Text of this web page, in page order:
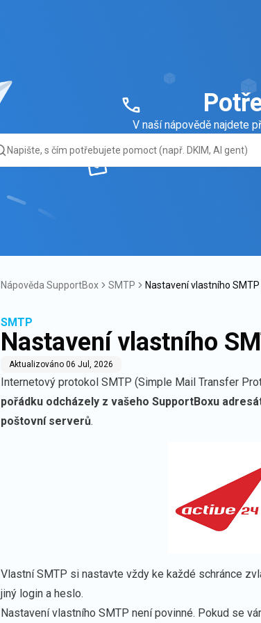
V naší nápovědě najdete
Nápověda SupportBox SMTP
Nastavení vlastního SMTP
SMTP
Nastavení vlastního
Aktualizováno 06 Jul, 2026
Internetový protokol SMTP (Simple Mail Transfer
pořádku odcházely z vašeho SupportBoxu
poštovní serverů.
Vlastní SMTP si nastavte vždy ke každé schránce
jiný login a heslo.
Nastavení vlastního SMTP není povinné. Pokud se